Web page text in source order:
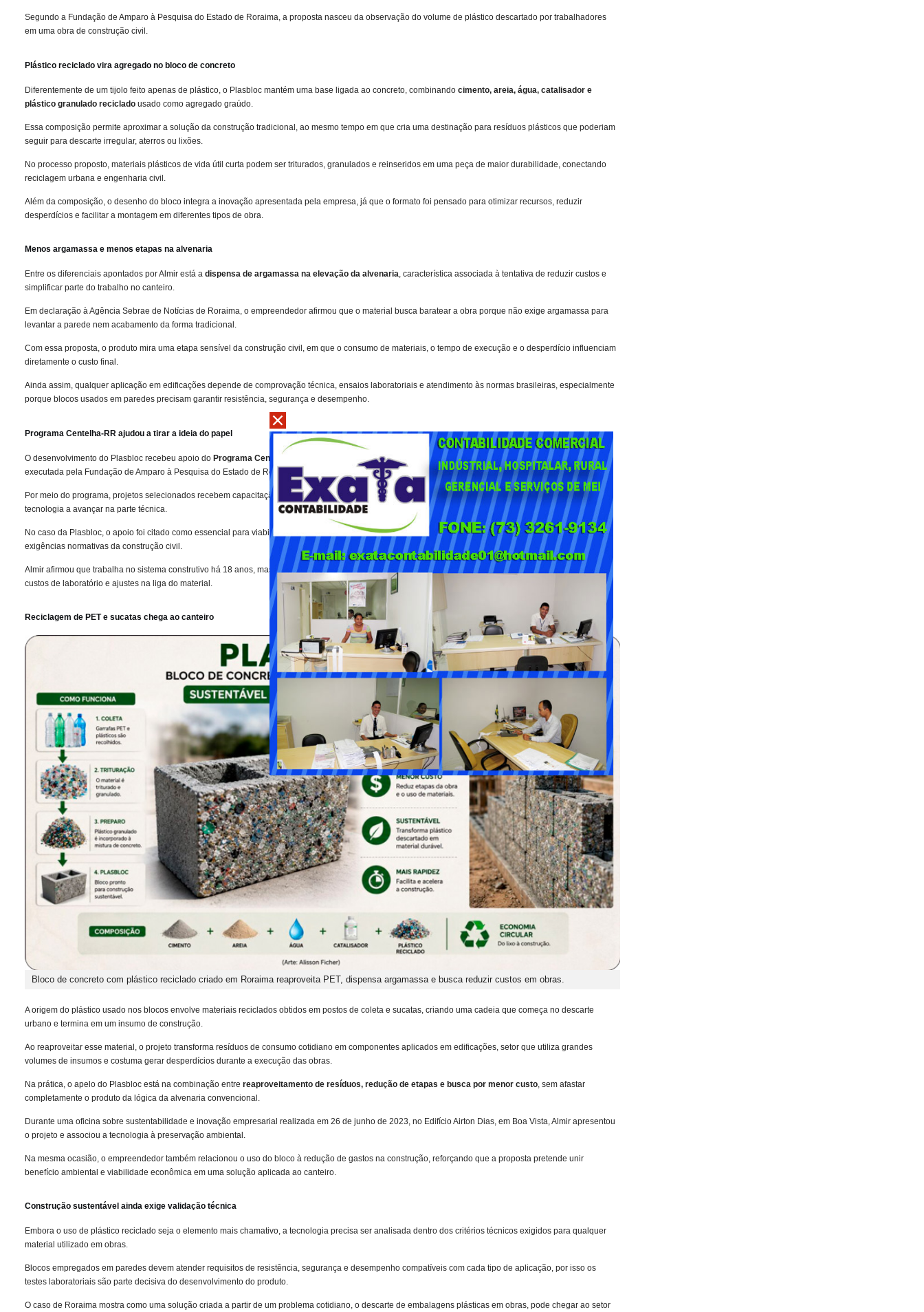
Segundo a Fundação de Amparo à Pesquisa do Estado de Roraima, a proposta nasceu da observação do volume de plástico descartado por trabalhadores
em uma obra de construção civil.
Plástico reciclado vira agregado no bloco de concreto
Diferentemente de um tijolo feito apenas de plástico, o Plasbloc mantém uma base ligada ao concreto, combinando cimento, areia, água, catalisador e
plástico granulado reciclado usado como agregado graúdo.
Essa composição permite aproximar a solução da construção tradicional, ao mesmo tempo em que cria uma destinação para resíduos plásticos que poderiam
seguir para descarte irregular, aterros ou lixões.
No processo proposto, materiais plásticos de vida útil curta podem ser triturados, granulados e reinseridos em uma peça de maior durabilidade, conectando
reciclagem urbana e engenharia civil.
Além da composição, o desenho do bloco integra a inovação apresentada pela empresa, já que o formato foi pensado para otimizar recursos, reduzir
desperdícios e facilitar a montagem em diferentes tipos de obra.
Menos argamassa e menos etapas na alvenaria
Entre os diferenciais apontados por Almir está a dispensa de argamassa na elevação da alvenaria, característica associada à tentativa de reduzir custos e
simplificar parte do trabalho no canteiro.
Em declaração à Agência Sebrae de Notícias de Roraima, o empreendedor afirmou que o material busca baratear a obra porque não exige argamassa para
levantar a parede nem acabamento da forma tradicional.
Com essa proposta, o produto mira uma etapa sensível da construção civil, em que o consumo de materiais, o tempo de execução e o desperdício influenciam
diretamente o custo final.
Ainda assim, qualquer aplicação em edificações depende de comprovação técnica, ensaios laboratoriais e atendimento às normas brasileiras, especialmente
porque blocos usados em paredes precisam garantir resistência, segurança e desempenho.
Programa Centelha-RR ajudou a tirar a ideia do papel
O desenvolvimento do Plasbloc recebeu apoio do Programa Centelha-RR
, iniciativa voltada ao estímulo de empreendimentos inovadores no estado e
executada pela Fundação de Amparo à Pesquisa do Estado de Roraima.
Por meio do programa, projetos selecionados recebem capacitação, recursos financeiros e suporte para transformar ideias em negócios, o que ajudou a
tecnologia a avançar na parte técnica.
No caso da Plasbloc, o apoio foi citado como essencial para viabilizar estudos laboratoriais, aprimorar a resistência do material e aproximar o produto das
exigências normativas da construção civil.
Almir afirmou que trabalha no sistema construtivo há 18 anos, mas conseguiu desenvolver a proposta em Boa Vista depois de superar dificuldades ligadas a
custos de laboratório e ajustes na liga do material.
Reciclagem de PET e sucatas chega ao canteiro
Bloco de concreto com plástico reciclado criado em Roraima reaproveita PET, dispensa argamassa e busca reduzir custos em obras.
A origem do plástico usado nos blocos envolve materiais reciclados obtidos em postos de coleta e sucatas, criando uma cadeia que começa no descarte
urbano e termina em um insumo de construção.
Ao reaproveitar esse material, o projeto transforma resíduos de consumo cotidiano em componentes aplicados em edificações, setor que utiliza grandes
volumes de insumos e costuma gerar desperdícios durante a execução das obras.
Na prática, o apelo do Plasbloc está na combinação entre reaproveitamento de resíduos, redução de etapas e busca por menor custo, sem afastar
completamente o produto da lógica da alvenaria convencional.
Durante uma oficina sobre sustentabilidade e inovação empresarial realizada em 26 de junho de 2023, no Edifício Airton Dias, em Boa Vista, Almir apresentou
o projeto e associou a tecnologia à preservação ambiental.
Na mesma ocasião, o empreendedor também relacionou o uso do bloco à redução de gastos na construção, reforçando que a proposta pretende unir
benefício ambiental e viabilidade econômica em uma solução aplicada ao canteiro.
Construção sustentável ainda exige validação técnica
Embora o uso de plástico reciclado seja o elemento mais chamativo, a tecnologia precisa ser analisada dentro dos critérios técnicos exigidos para qualquer
material utilizado em obras.
Blocos empregados em paredes devem atender requisitos de resistência, segurança e desempenho compatíveis com cada tipo de aplicação, por isso os
testes laboratoriais são parte decisiva do desenvolvimento do produto.
O caso de Roraima mostra como uma solução criada a partir de um problema cotidiano, o descarte de embalagens plásticas em obras, pode chegar ao setor